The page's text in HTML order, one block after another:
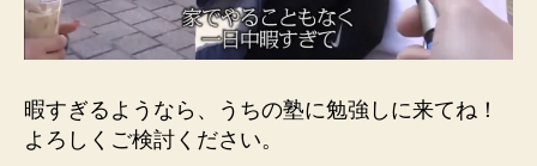
暇すぎるようなら、うちの塾に勉強しに来てね！
よろしくご検討ください。